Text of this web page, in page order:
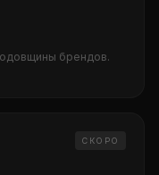
брендов.
СКОРО